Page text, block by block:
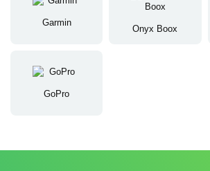
Garmin
Onyx Boox
GoPro